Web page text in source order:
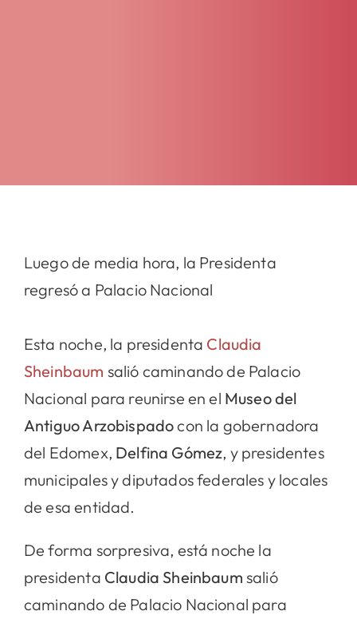
Luego de media hora, la Presidenta
regresó a Palacio Nacional
Esta noche, la presidenta Claudia
Sheinbaum salió caminando de Palacio
Nacional para reunirse en el Museo del
Antiguo Arzobispadocon la gobernadora
del Edomex, Delfina Gómez, y presidentes
municipales y diputados federales y locales
de esa entidad.
De forma sorpresiva, está noche la
presidenta Claudia Sheinbaum salió
caminando de Palacio Nacional para